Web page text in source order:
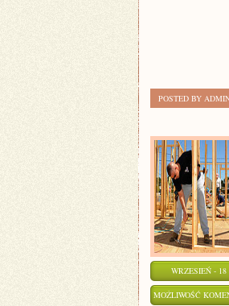
POSTED BY
WRZESIEŃ - 18
MOŻLIWOŚĆ